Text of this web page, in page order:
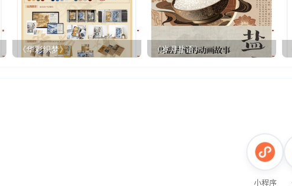
《华彩织梦》 《岁月盐语》